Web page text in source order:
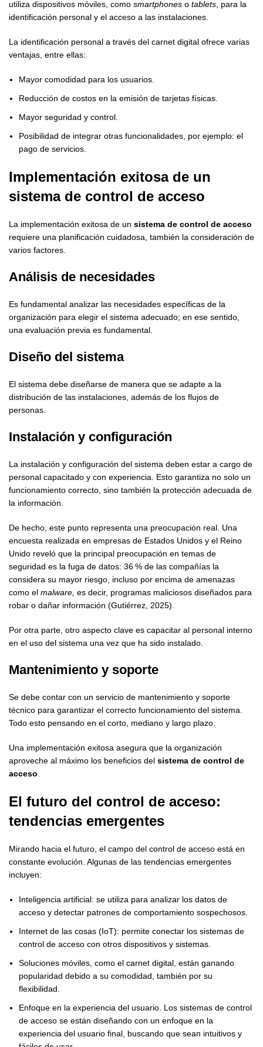
utiliza dispositivos móviles, como smartphones o tablets , para la
identificación personal y el acceso a las instalaciones.
La identificación personal a través del carnet digital ofrece varias
ventajas, entre ellas:
Mayor comodidad para los usuarios.
Reducción de costos en la emisión de tarjetas físicas.
Mayor seguridad y control.
Posibilidad de integrar otras funcionalidades, por ejemplo: el
pago de servicios.
Implementación exitosa de un
sistema de control de acceso
La implementación exitosa de un sistema de control de acceso
requiere una planificación cuidadosa, también la consideración de
varios factores.
Análisis de necesidades
Es fundamental analizar las necesidades específicas de la
organización para elegir el sistema adecuado; en ese sentido,
una evaluación previa es fundamental.
Diseño del sistema
El sistema debe diseñarse de manera que se adapte a la
distribución de las instalaciones, además de los flujos de
personas.
Instalación y configuración
La instalación y configuración del sistema deben estar a cargo de
personal capacitado y con experiencia. Esto garantiza no solo un
funcionamiento correcto, sino también la protección adecuada de
la información.
De hecho, este punto representa una preocupación real. Una
encuesta realizada en empresas de Estados Unidos y el Reino
Unido reveló que la principal preocupación en temas de
seguridad es la fuga de datos: 36 % de las compañías la
considera su mayor riesgo, incluso por encima de amenazas
como el malware, es decir, programas maliciosos diseñados para
robar o dañar información (Gutiérrez, 2025).
Por otra parte, otro aspecto clave es capacitar al personal interno
en el uso del sistema una vez que ha sido instalado.
Mantenimiento y soporte
Se debe contar con un servicio de mantenimiento y soporte
técnico para garantizar el correcto funcionamiento del sistema.
Todo esto pensando en el corto, mediano y largo plazo.
Una implementación exitosa asegura que la organización
aproveche al máximo los beneficios del sistema de control de
acceso
El futuro del control de acceso:
tendencias emergentes
Mirando hacia el futuro, el campo del control de acceso está en
constante evolución. Algunas de las tendencias emergentes
incluyen:
Inteligencia artificial: se utiliza para analizar los datos de
acceso y detectar patrones de comportamiento sospechosos.
Internet de las cosas (IoT): permite conectar los sistemas de
control de acceso con otros dispositivos y sistemas.
Soluciones móviles, como el carnet digital, están ganando
popularidad debido a su comodidad, también por su
flexibilidad.
Enfoque en la experiencia del usuario. Los sistemas de control
de acceso se están diseñando con un enfoque en la
experiencia del usuario final, buscando que sean intuitivos y